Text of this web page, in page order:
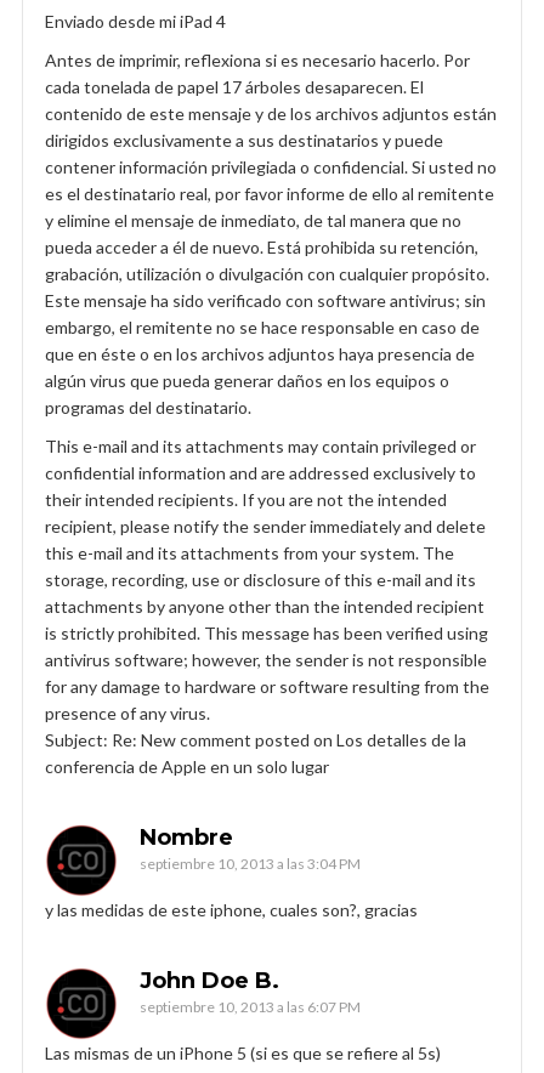
Enviado desde mi iPad 4
Antes de imprimir, reflexiona si es necesario hacerlo. Por
cada tonelada de papel 17 árboles desaparecen. El
contenido de este mensaje y de los archivos adjuntos están
dirigidos exclusivamente a sus destinatarios y puede
contener información privilegiada o confidencial. Si usted no
es el destinatario real, por favor informe de ello al remitente
y elimine el mensaje de inmediato, de tal manera que no
pueda acceder a él de nuevo. Está prohibida su retención,
grabación, utilización o divulgación con cualquier propósito.
Este mensaje ha sido verificado con software antivirus; sin
embargo, el remitente no se hace responsable en caso de
que en éste o en los archivos adjuntos haya presencia de
algún virus que pueda generar daños en los equipos o
programas del destinatario.
This e-mail and its attachments may contain privileged or
confidential information and are addressed exclusively to
their intended recipients. If you are not the intended
recipient, please notify the sender immediately and delete
this e-mail and its attachments from your system. The
storage, recording, use or disclosure of this e-mail and its
attachments by anyone other than the intended recipient
is strictly prohibited. This message has been verified using
antivirus software; however, the sender is not responsible
for any damage to hardware or software resulting from the
presence of any virus.
Subject: Re: New comment posted on Los detalles de la
conferencia de Apple en un solo lugar
Nombre
septiembre 10, 2013 a las 3:04 PM
y las medidas de este iphone, cuales son?, gracias
John Doe B.
septiembre 10, 2013 a las 6:07 PM
Las mismas de un iPhone 5 (si es que se refiere al 5s)